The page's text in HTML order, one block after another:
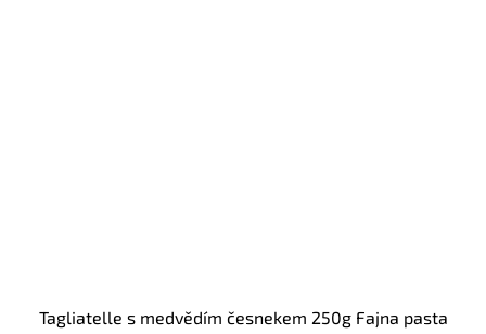
Tagliatelle s medvědím česnekem 250g Fajna pasta